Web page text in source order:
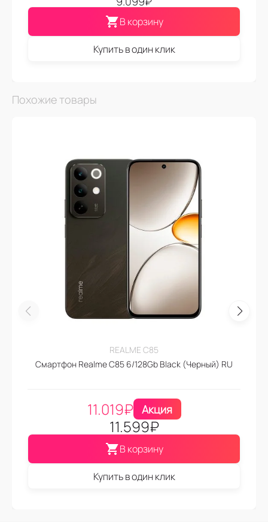
В корзину
Купить в один клик
Похожие товары
REALME C85
Смартфон Realme C85 6/128Gb Black (Черный) RU
11.019₽ Акция
11.599₽
В корзину
Купить в один клик